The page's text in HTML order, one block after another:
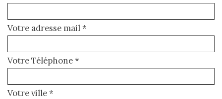
Votre adresse mail *
Votre Téléphone *
Votre ville *